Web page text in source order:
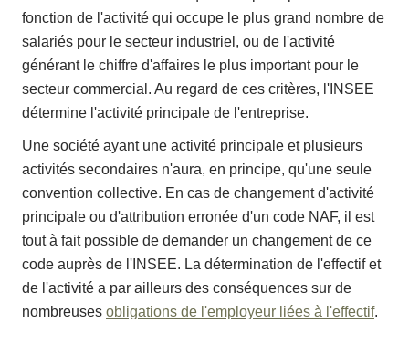
fonction de l'activité qui occupe le plus grand nombre de
salariés pour le secteur industriel, ou de l'activité
générant le chiffre d'affaires le plus important pour le
secteur commercial. Au regard de ces critères, l'INSEE
détermine l'activité principale de l'entreprise.
Une société ayant une activité principale et plusieurs
activités secondaires n'aura, en principe, qu'une seule
convention collective. En cas de changement d'activité
principale ou d'attribution erronée d'un code NAF, il est
tout à fait possible de demander un changement de ce
code auprès de l'INSEE. La détermination de l'effectif et
de l'activité a par ailleurs des conséquences sur de
nombreuses obligations de l'employeur liées à l'effectif.